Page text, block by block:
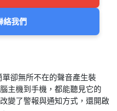
絡我們
卻無所不在的聲音產生裝
主機到手機，都能聽見它的
變了警報與通知方式，還開啟